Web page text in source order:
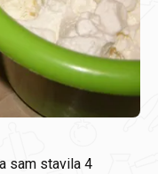
sam stavila 4